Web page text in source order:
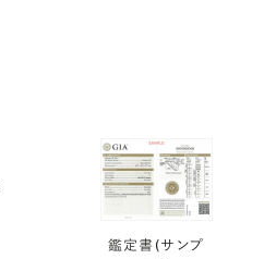
鑑定書(サンプ